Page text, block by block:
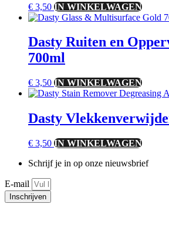
€ 3,50 IN WINKELWAGEN
Dasty Ruiten en
700ml
€ 3,50 IN WINKELWAGEN
Dasty
€ 3,50 IN WINKELWAGEN
Schrijf je in op onze nieuwsbrief
E-mail
Inschrijven